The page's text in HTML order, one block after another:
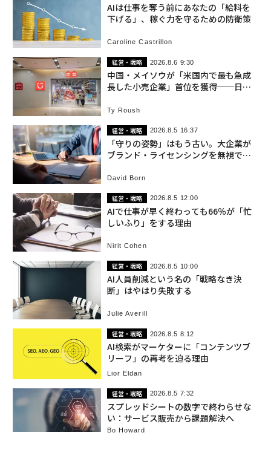
AIは仕事を奪う前にあなたの「給料を
下げる」、稼ぐ力を守るための防衛策
Caroline Castrillon
経営・戦略 2026.8.6 9:30
中国・メイソウが「米国内で最も急成
長した小売企業」首位を獲得──日本
Ty Roush
経営・戦略 2026.8.5 16:37
「守りの姿勢」はもう古い。大企業が
ブランド・ライセンシングを無視でき
David Born
経営・戦略 2026.8.5 12:00
AIで仕事が早く終わっても66％が「忙
しいふり」をする理由
Nirit Cohen
経営・戦略 2026.8.5 10:00
AI人員削減という名の「戦略なき決
断」はやはり失敗する
Julie Averill
経営・戦略 2026.8.5 8:12
AI検索がマーケターに「コンテンツブ
リーフ」の再考を迫る理由
Lior Eldan
経営・戦略 2026.8.5 7:32
スプレッドシートの数字で終わらせな
い：サービス販売から課題解決へ
Bo Howard